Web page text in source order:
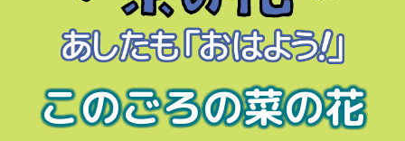
このごろの菜の花